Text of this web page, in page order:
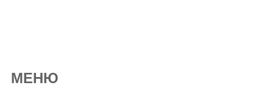
МЕНЮ